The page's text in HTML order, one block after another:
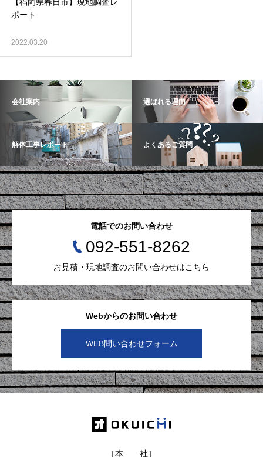
ポート
2022.03.20
会社案内 選ばれる理由
解体工事レポート よくあるご質問
Webからのお問い合わせ
WEB問い合わせフォーム
電話でのお問い合わせ
092-551-8262
お見積・現地調査のお問い合わせはこちら
［本 社］